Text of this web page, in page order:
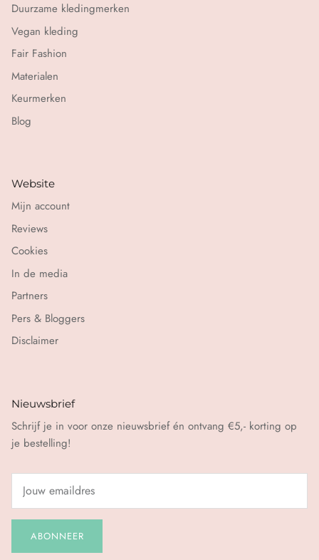
Duurzame kledingmerken
Vegan kleding
Fair Fashion
Materialen
Keurmerken
Blog
Website
Mijn account
Reviews
Cookies
In de media
Partners
Pers & Bloggers
Disclaimer
Nieuwsbrief
Schrijf je in voor onze nieuwsbrief én ontvang €5,- korting op
je bestelling!
ABONNEER